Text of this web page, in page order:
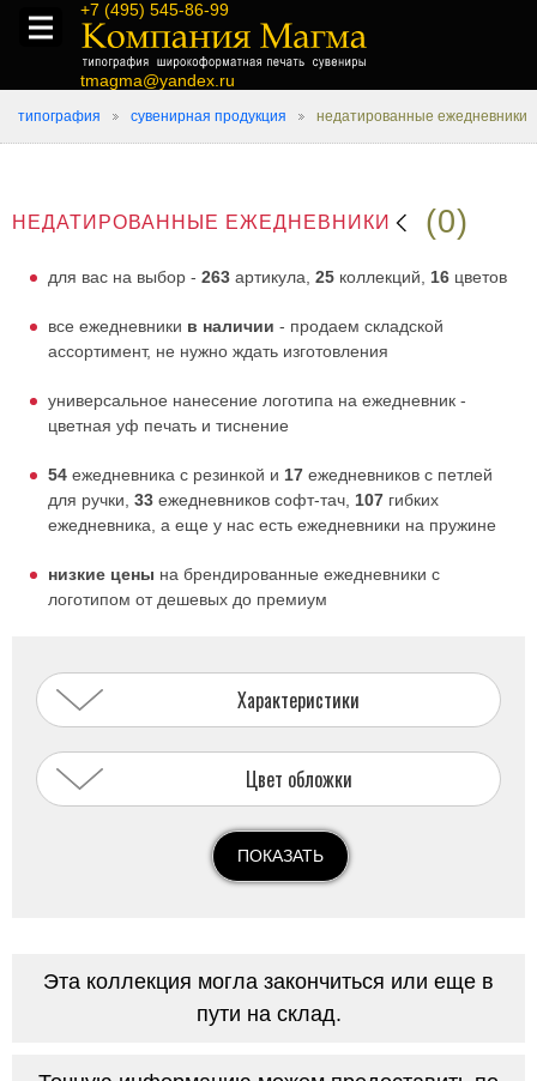
+7 (495) 545-86-99
tmagma@yandex.ru
типография сувенирная продукция недатированные ежедневники
НЕДАТИРОВАННЫЕ ЕЖЕДНЕВНИКИ (0)
для вас на выбор - 263 артикула, 25 коллекций, 16 цветов
все ежедневники в наличии - продаем складской
ассортимент, не нужно ждать изготовления
универсальное нанесение логотипа на ежедневник -
цветная уф печать и тиснение
54 ежедневника с резинкой и 17 ежедневников с петлей
для ручки, 33 ежедневников софт-тач, 107 гибких
ежедневника, а еще у нас есть ежедневники на пружине
низкие цены на брендированные ежедневники с
логотипом от дешевых до премиум
Характеристики
Цвет обложки
ПОКАЗАТЬ
Эта коллекция могла закончиться или еще в
пути на склад.